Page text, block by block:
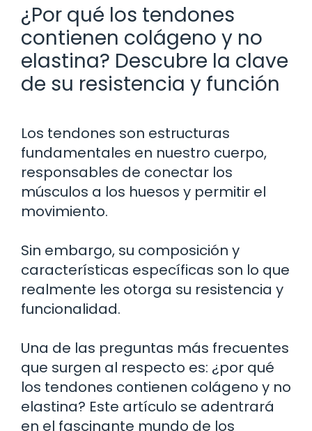
¿Por qué los tendones
contienen colágeno y no
elastina? Descubre la clave
de su resistencia y función
Los tendones son estructuras
fundamentales en nuestro cuerpo,
responsables de conectar los
músculos a los huesos y permitir el
movimiento.
Sin embargo, su composición y
características específicas son lo que
realmente les otorga su resistencia y
funcionalidad.
Una de las preguntas más frecuentes
que surgen al respecto es: ¿por qué
los tendones contienen colágeno y no
elastina? Este artículo se adentrará
en el fascinante mundo de los